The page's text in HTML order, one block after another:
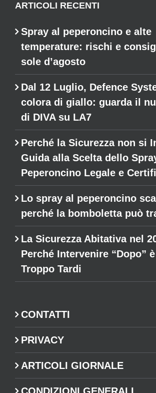
ARTICOLI RECENTI
Spray al peperoncino e alte
temperature: rischi e
sole d’agosto
Dal 12 Luglio, Defence
colora di giallo: guarda il
di DIVA su LA7
Perché la Sicurezza non si
Guida alla Scelta dello
Peperoncino Legale e
Lo spray al peperoncino
perché la bomboletta può
La Sicurezza Abitativa nel
Perché Intervenire “Dopo”
Troppo Tardi
CONTATTI
PRIVACY
ARTICOLI GIORNALE